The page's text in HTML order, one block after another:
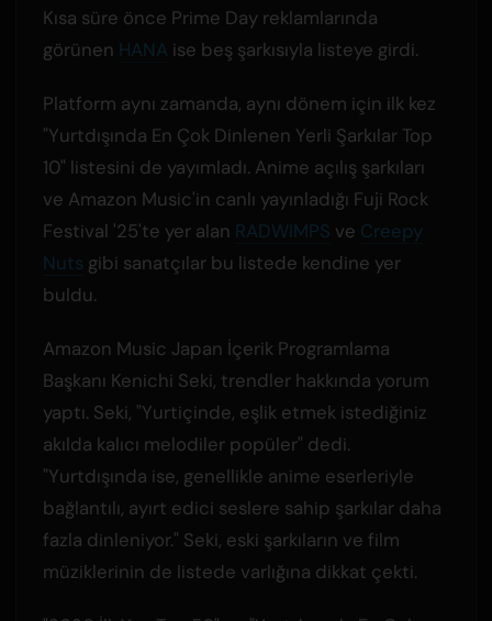
Kısa süre önce Prime Day reklamlarında
görünen HANA ise beş şarkısıyla listeye girdi.
Platform aynı zamanda, aynı dönem için ilk kez
"Yurtdışında En Çok Dinlenen Yerli Şarkılar Top
10" listesini de yayımladı. Anime açılış şarkıları
ve Amazon Music'in canlı yayınladığı Fuji Rock
Festival '25'te yer alan RADWIMPS ve Creepy
Nuts gibi sanatçılar bu listede kendine yer
buldu.
Amazon Music Japan İçerik Programlama
Başkanı Kenichi Seki, trendler hakkında yorum
yaptı. Seki, "Yurtiçinde, eşlik etmek istediğiniz
akılda kalıcı melodiler popüler" dedi.
"Yurtdışında ise, genellikle anime eserleriyle
bağlantılı, ayırt edici seslere sahip şarkılar daha
fazla dinleniyor." Seki, eski şarkıların ve film
müziklerinin de listede varlığına dikkat çekti.